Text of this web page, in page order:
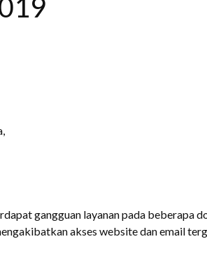
gangguan layanan pada beberapa
akses website dan email